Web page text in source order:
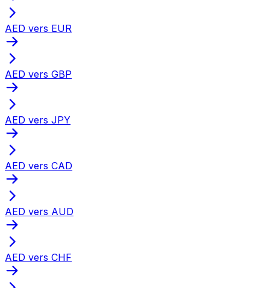
AED vers EUR
AED vers GBP
AED vers JPY
AED vers CAD
AED vers AUD
AED vers CHF